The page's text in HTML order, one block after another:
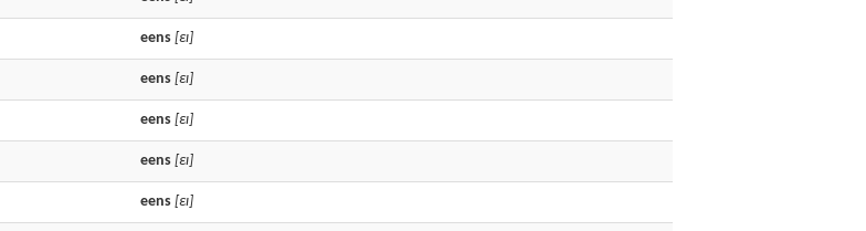
eens [εɪ]
eens [εɪ]
eens [εɪ]
eens [εɪ]
eens [εɪ]